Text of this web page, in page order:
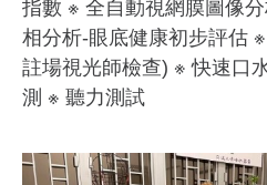
指數 ※ 全自動視網膜圖像
相分析-眼底健康初步評估
註場視光師檢查) ※ 快速口
測 ※ 聽力測試